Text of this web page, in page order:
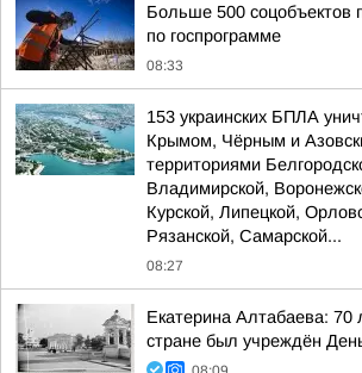
Больше 500 соцобъектов
по госпрограмме
08:33
153 украинских БПЛА
Крымом, Чёрным и
территориями
Владимирской,
Курской, Липецкой,
Рязанской, Самарской...
08:27
Екатерина Алтабаева: 70
стране был учреждён